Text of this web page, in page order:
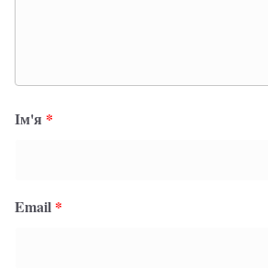
Ім'я *
Email *